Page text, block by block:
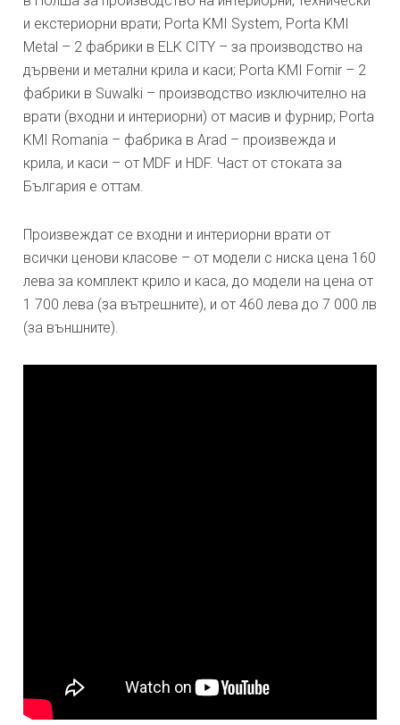
и екстериорни врати; Porta KMI System, Porta KMI
Metal – 2 фабрики в ELK CITY – за производство на
дървени и метални крила и каси; Porta KMI Fornir – 2
фабрики в Suwalki – производство изключително на
врати (входни и интериорни) от масив и фурнир; Porta
KMI Romania – фабрика в Arad – произвежда и
крила, и каси – от MDF и HDF. Част от стоката за
България е оттам.
Произвеждат се входни и интериорни врати от
всички ценови класове – от модели с ниска цена 160
лева за комплект крило и каса, до модели на цена от
1 700 лева (за вътрешните), и от 460 лева до 7 000 лв
(за външните).